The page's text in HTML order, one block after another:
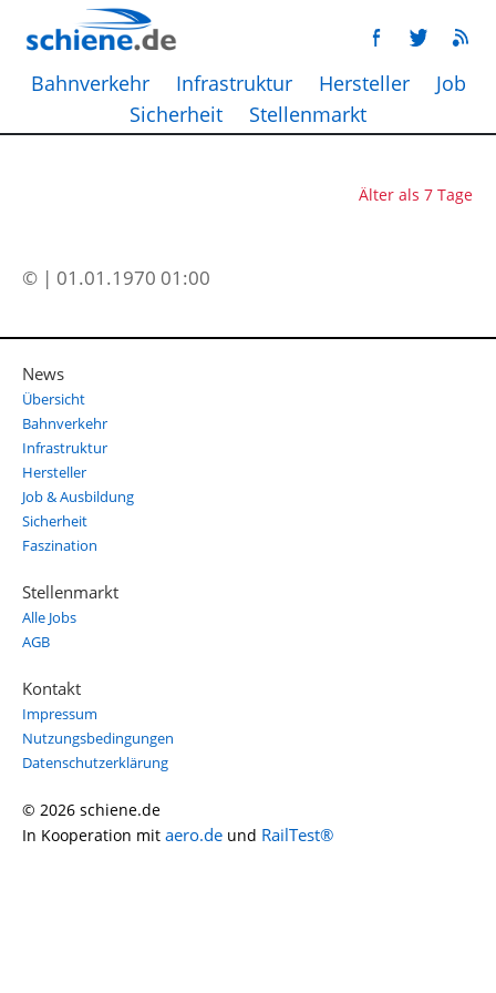
Bahnverkehr Infrastruktur Hersteller
Job
Sicherheit
Stellenmarkt
Älter als 7 Tage
© | 01.01.1970 01:00
News
Übersicht
Bahnverkehr
Infrastruktur
Hersteller
Job & Ausbildung
Sicherheit
Faszination
Stellenmarkt
Alle Jobs
AGB
Kontakt
Impressum
Nutzungsbedingungen
Datenschutzerklärung
© 2026 schiene.de
In Kooperation mit aero.de und RailTest®